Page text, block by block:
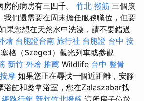
的病房有三四千。 竹北 撥筋 三個孩
我們還需要在周末擔任服務職位，但要
果您想在天然水中洗澡，請不要錯過
燴 台胞證台南 旅行社 台胞證 台中 按
格（Szeged）觀光列車或參觀
新竹 外燴 推薦 Wildlife 台中 整骨
摩 如果您正在尋找一個近距離，安靜
浴缸和桑拿浴室，您在Zalaszabar找
網路行銷 新竹竹北撥筋 這所房子位於